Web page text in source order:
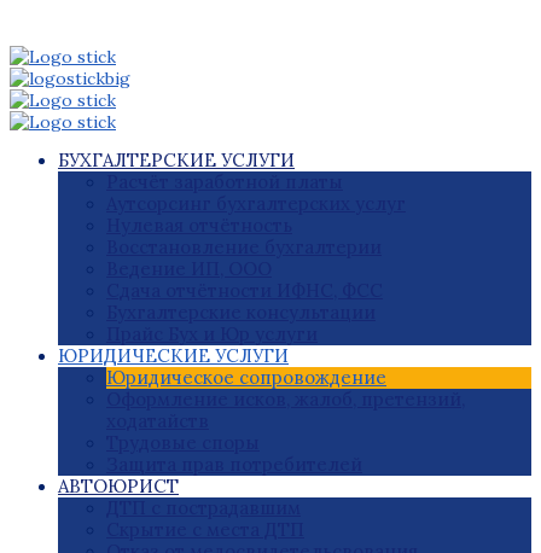
БУХГАЛТЕРСКИЕ УСЛУГИ
ЮРИДИЧЕСКИЕ УСЛУГИ
Юридическое сопровождение
АВТОЮРИСТ